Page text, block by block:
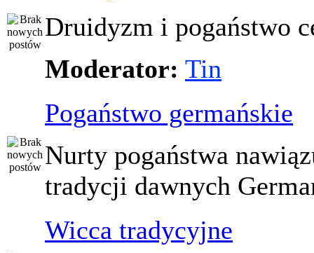
Druidyzm i pogaństwo
Moderator: Tin
Pogaństwo germańskie
Nurty pogaństwa
tradycji dawnych
Wicca tradycyjne